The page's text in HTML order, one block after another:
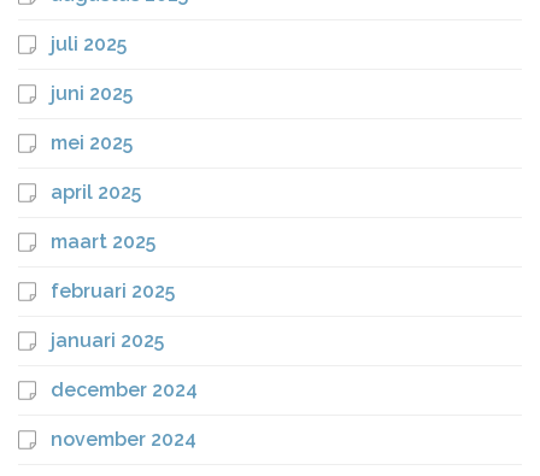
juli 2025
juni 2025
mei 2025
april 2025
maart 2025
februari 2025
januari 2025
december 2024
november 2024